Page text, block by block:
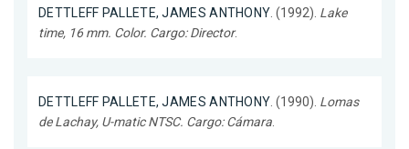
DETTLEFF PALLETE, JAMES ANTHONY. (1992). Lake
time, 16 mm. Color. Cargo: Director.
DETTLEFF PALLETE, JAMES ANTHONY. (1990). Lomas
de Lachay, U-matic NTSC. Cargo: Cámara.